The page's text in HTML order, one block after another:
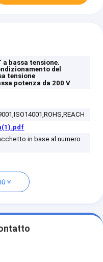
a bassa tensione,
del
tensione
potenza da 200 V
in base al numero